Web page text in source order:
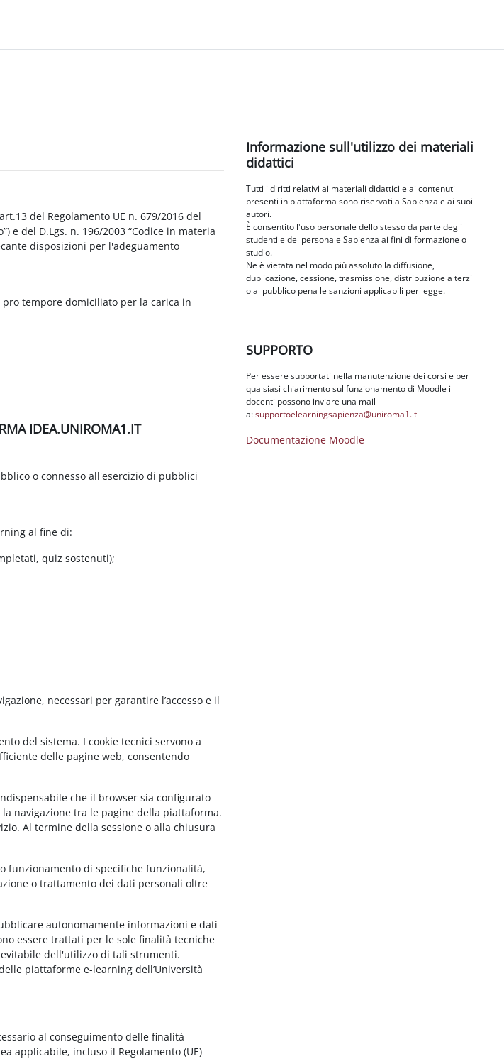
del Regolamento UE n. 679/2016 del
e del D.Lgs. n. 196/2003 “Codice in materia
disposizioni per l'adeguamento
pro tempore domiciliato per la carica in
IDEA.UNIROMA1.IT
o connesso all'esercizio di pubblici
al fine di:
quiz sostenuti);
necessari per garantire l’accesso e il
del sistema. I cookie tecnici servono a
delle pagine web, consentendo
che il browser sia configurato
navigazione tra le pagine della piattaforma.
Al termine della sessione o alla chiusura
funzionamento di specifiche funzionalità,
o trattamento dei dati personali oltre
autonomamente informazioni e dati
essere trattati per le sole finalità tecniche
dell'utilizzo di tali strumenti.
piattaforme e-learning dell’Università
al conseguimento delle finalità
applicabile, incluso il Regolamento (UE)
Blocchi
Informazione sull'utilizzo dei materiali
didattici
Tutti i diritti relativi ai materiali didattici e ai contenuti
presenti in piattaforma sono riservati a Sapienza e ai suoi
autori.
È consentito l'uso personale dello stesso da parte degli
studenti e del personale Sapienza ai fini di formazione o
studio.
Ne è vietata nel modo più assoluto la diffusione,
duplicazione, cessione, trasmissione, distribuzione a terzi
o al pubblico pena le sanzioni applicabili per legge.
SUPPORTO
Per essere supportati nella manutenzione dei corsi e per
qualsiasi chiarimento sul funzionamento di Moodle i
docenti possono inviare una mail
a:supportoelearningsapienza@uniroma1.it
Documentazione Moodle